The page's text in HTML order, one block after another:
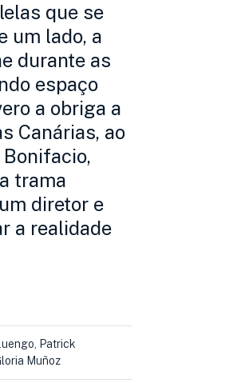
que se
um lado, a
durante as
espaço
a obriga a
Canárias, ao
trama
diretor e
a realidade
Patrick
Muñoz